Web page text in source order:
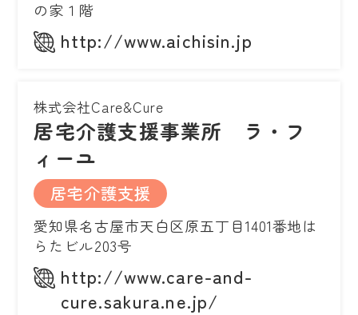
の家１階
http://www.aichisin.jp
株式会社Care&Cure
居宅介護支援事業所 ラ・フ
ィーユ
居宅介護支援
愛知県名古屋市天白区原五丁目1401番地は
らたビル203号
http://www.care-and-
cure.sakura.ne.jp/